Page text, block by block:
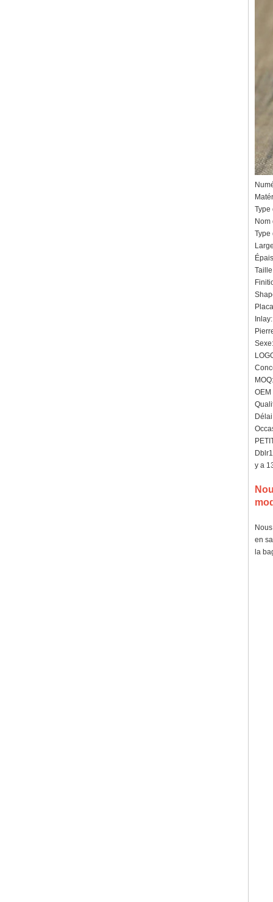
Type
Type
y a
en
la